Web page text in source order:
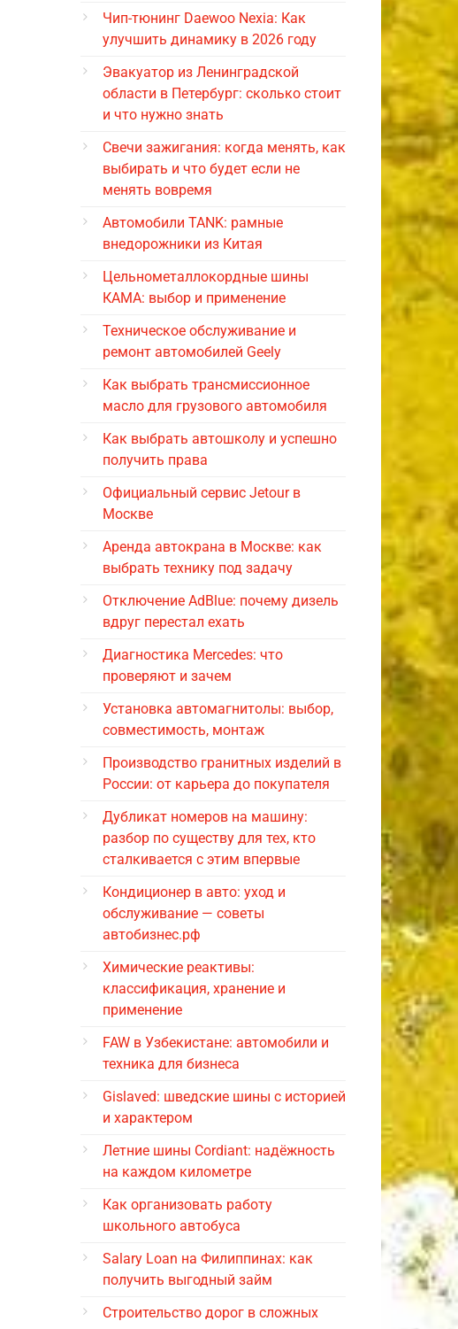
Чип-тюнинг Daewoo Nexia: Как
улучшить динамику в 2026 году
Эвакуатор из Ленинградской
области в Петербург: сколько стоит
и что нужно знать
Свечи зажигания: когда менять, как
выбирать и что будет если не
менять вовремя
Автомобили TANK: рамные
внедорожники из Китая
Цельнометаллокордные шины
КАМА: выбор и применение
Техническое обслуживание и
ремонт автомобилей Geely
Как выбрать трансмиссионное
масло для грузового автомобиля
Как выбрать автошколу и успешно
получить права
Официальный сервис Jetour в
Москве
Аренда автокрана в Москве: как
выбрать технику под задачу
Отключение AdBlue: почему дизель
вдруг перестал ехать
Диагностика Mercedes: что
проверяют и зачем
Установка автомагнитолы: выбор,
совместимость, монтаж
Производство гранитных изделий в
России: от карьера до покупателя
Дубликат номеров на машину:
разбор по существу для тех, кто
сталкивается с этим впервые
Кондиционер в авто: уход и
обслуживание — советы
автобизнес.рф
Химические реактивы:
классификация, хранение и
применение
FAW в Узбекистане: автомобили и
техника для бизнеса
Gislaved: шведские шины с историей
и характером
Летние шины Cordiant: надёжность
на каждом километре
Как организовать работу
школьного автобуса
Salary Loan на Филиппинах: как
получить выгодный займ
Строительство дорог в сложных